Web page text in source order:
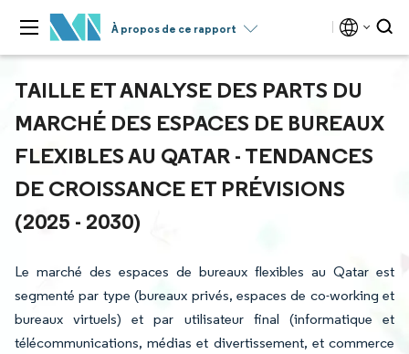
À propos de ce rapport
TAILLE ET ANALYSE DES PARTS DU
MARCHÉ DES ESPACES DE BUREAUX
FLEXIBLES AU QATAR - TENDANCES
DE CROISSANCE ET PRÉVISIONS
(2025 - 2030)
Le marché des espaces de bureaux flexibles au Qatar est
segmenté par type (bureaux privés, espaces de co-working et
bureaux virtuels) et par utilisateur final (informatique et
télécommunications, médias et divertissement, et commerce